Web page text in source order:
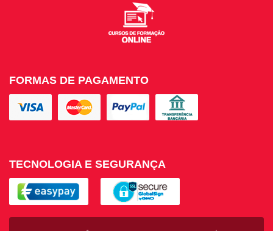
FORMAS DE PAGAMENTO
TECNOLOGIA E SEGURANÇA